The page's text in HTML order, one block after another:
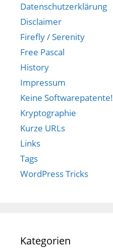
Datenschutzerklärung
Disclaimer
Firefly / Serenity
Free Pascal
History
Impressum
Keine Softwarepatente!
Kryptographie
Kurze URLs
Links
Tags
WordPress Tricks
Kategorien